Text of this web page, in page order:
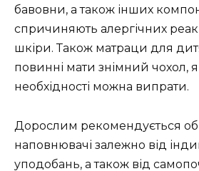
бавовни, а також інших
спричиняють алергічних
шкіри. Також матраци для
повинні мати знімний чохол,
необхідності можна випрати.
Дорослим рекомендується
наповнювачі залежно від
уподобань, а також від